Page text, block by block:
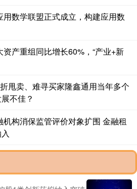
数学联盟正式成立，构建应用数
产重组同比增长60%，“产业+新
甩卖、难寻买家隆鑫通用当年多个
不佳？
构消保监管评价对象扩围 金融租